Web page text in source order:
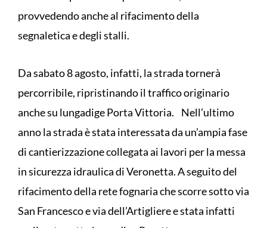
provvedendo anche al rifacimento della
segnaletica e degli stalli.
Da sabato 8 agosto, infatti, la strada tornerà
percorribile, ripristinando il traffico originario
anche su lungadige Porta Vittoria. Nell’ultimo
anno la strada è stata interessata da un’ampia fase
di cantierizzazione collegata ai lavori per la messa
in sicurezza idraulica di Veronetta. A seguito del
rifacimento della rete fognaria che scorre sotto via
San Francesco e via dell’Artigliere e stata infatti